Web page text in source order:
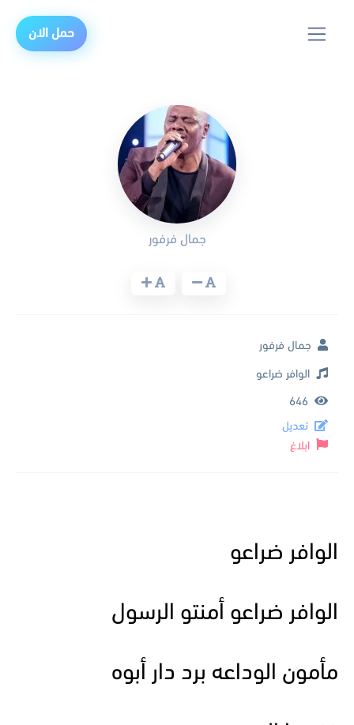
حمل الان
الوافر ضراعو
الوافر ضراعو أمنتو الرسول
مأمون الوداعه برد دار أبوه
جمال فرفور
جمال فرفور
الوافر ضراعو
646
تعديل
ابلاغ